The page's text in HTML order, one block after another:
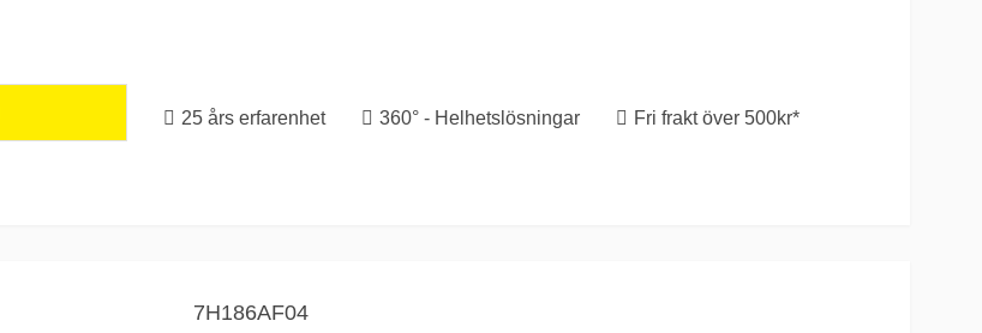
25 års erfarenhet 360° - Helhetslösningar Fri frakt över 500kr*
7H186AF04